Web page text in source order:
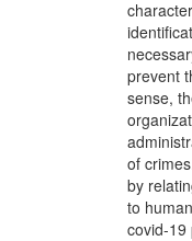
prevent
sense,
of
by
to
covid-19